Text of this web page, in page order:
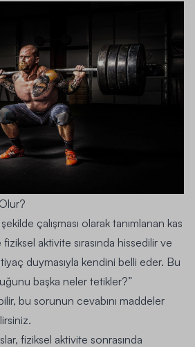
çalışması olarak tanımlanan kas
aktivite sırasında hissedilir ve
duymasıyla kendini belli eder. Bu
başka neler tetikler?”
bu sorunun cevabını maddeler
fiziksel aktivite sonrasında